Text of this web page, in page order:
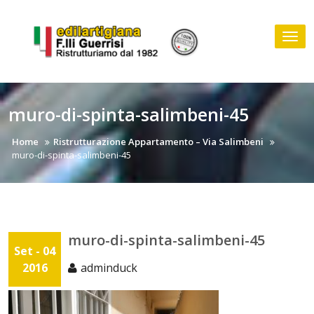
content
muro-di-spinta-salimbeni-45
Home
Ristrutturazione Appartamento – Via Salimbeni
muro-di-spinta-salimbeni-45
Set - 04
2016
muro-di-spinta-salimbeni-45
adminduck